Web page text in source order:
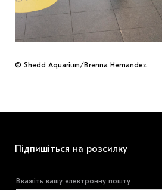
© Shedd Aquarium/Brenna Hernandez.
Підпишіться на розсилку